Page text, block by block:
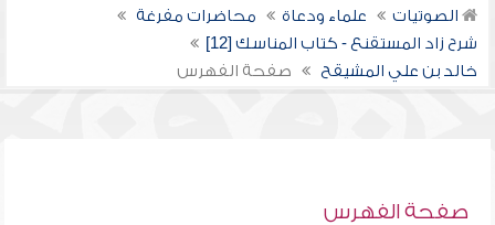
الصوتيات علماء ودعاة
محاضرات مفرغة
شرح زاد المستقنع - كتاب المناسك [12]
خالد بن علي المشيقح
صفحة الفهرس
صفحة الفهرس